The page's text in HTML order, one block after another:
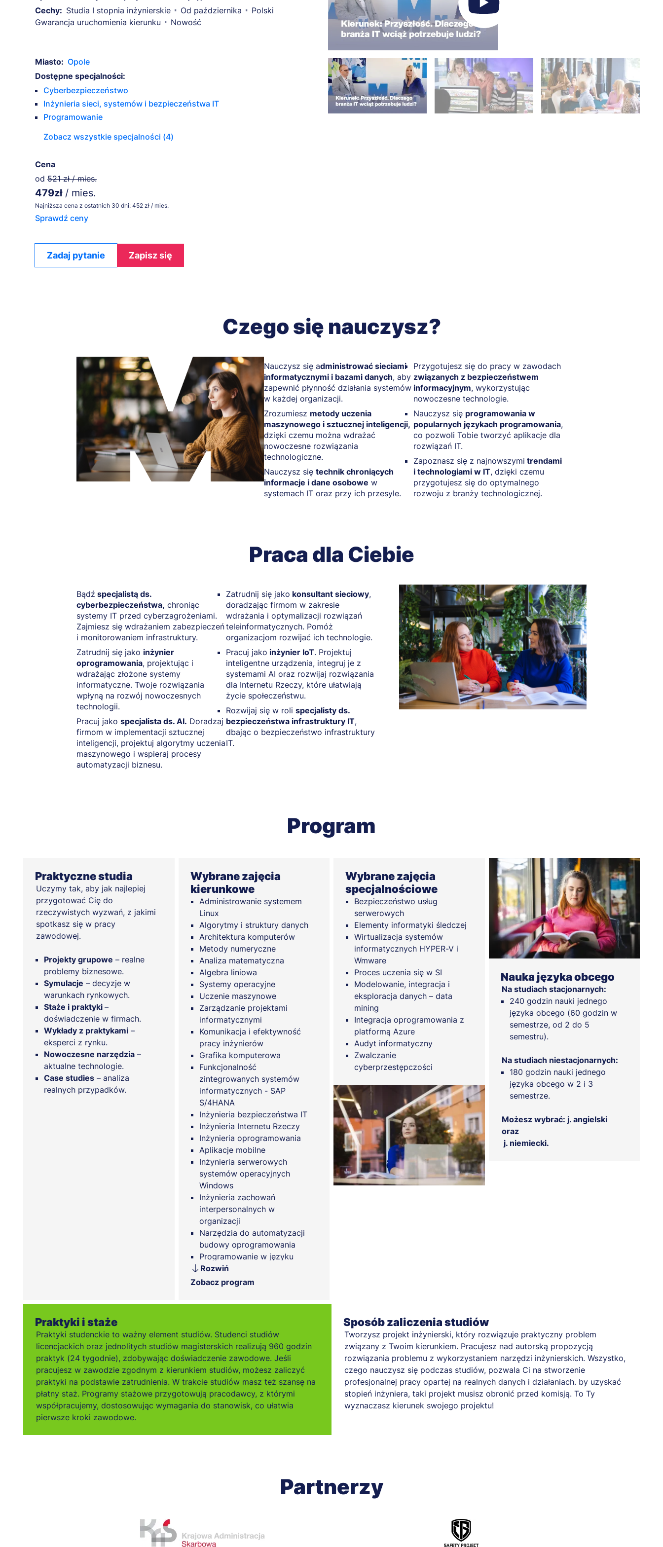
Cechy: Studia I stopnia inżynierskie Od października
Polski
Gwarancja uruchomienia kierunku
Nowość
Miasto: Opole
Dostępne specjalności:
Cyberbezpieczeństwo
Inżynieria sieci, systemów i bezpieczeństwa IT
Programowanie
Zobacz wszystkie specjalności (4)
Cena
od 521 zł / mies.
479zł / mies.
Najniższa cena z ostatnich 30 dni: 452 zł / mies.
Sprawdź ceny
Zadaj pytanie Zapisz się
Czego się nauczysz?
Nauczysz się administrować sieciami
informatycznymi i bazami danych, aby
zapewnić płynność działania systemów
w każdej organizacji.
Zrozumiesz metody uczenia
maszynowego i sztucznej inteligencji,
dzięki czemu można wdrażać
nowoczesne rozwiązania
technologiczne.
Nauczysz się technik chroniących
informacje i dane osobowe w
systemach IT oraz przy ich przesyle.
Przygotujesz się do pracy w zawodach
związanych z bezpieczeństwem
informacyjnym, wykorzystując
nowoczesne technologie.
Nauczysz się programowania w
popularnych językach programowania,
co pozwoli Tobie tworzyć aplikacje dla
rozwiązań IT.
Zapoznasz się z najnowszymi trendami
i technologiami w IT, dzięki czemu
przygotujesz się do optymalnego
rozwoju z branży technologicznej.
Praca dla Ciebie
Bądź specjalistą ds.
cyberbezpieczeństwa, chroniąc
systemy IT przed cyberzagrożeniami.
Zajmiesz się wdrażaniem zabezpieczeń
i monitorowaniem infrastruktury.
Zatrudnij się jako inżynier
oprogramowania, projektując i
wdrażając złożone systemy
informatyczne. Twoje rozwiązania
wpłyną na rozwój nowoczesnych
technologii.
Pracuj jako specjalista ds. AI. Doradzaj
firmom w implementacji sztucznej
inteligencji, projektuj algorytmy uczenia
maszynowego i wspieraj procesy
automatyzacji biznesu.
Zatrudnij się jako konsultant sieciowy,
doradzając firmom w zakresie
wdrażania i optymalizacji rozwiązań
teleinformatycznych. Pomóż
organizacjom rozwijać ich technologie.
Pracuj jako inżynier IoT. Projektuj
inteligentne urządzenia, integruj je z
systemami AI oraz rozwijaj rozwiązania
dla Internetu Rzeczy, które ułatwiają
życie społeczeństwu.
Rozwijaj się w roli specjalisty ds.
bezpieczeństwa infrastruktury IT,
dbając o bezpieczeństwo infrastruktury
IT.
Program
Praktyczne studia
Uczymy tak, aby jak najlepiej
przygotować Cię do
rzeczywistych wyzwań, z jakimi
spotkasz się w pracy
zawodowej.
Projekty grupowe – realne
problemy biznesowe.
Symulacje – decyzje w
warunkach rynkowych.
Staże i praktyki –
doświadczenie w firmach.
Wykłady z praktykami –
eksperci z rynku.
Nowoczesne narzędzia –
aktualne technologie.
Case studies – analiza
realnych przypadków.
Wybrane zajęcia
kierunkowe
Administrowanie systemem
Linux
Algorytmy i struktury danych
Architektura komputerów
Metody numeryczne
Analiza matematyczna
Algebra liniowa
Systemy operacyjne
Uczenie maszynowe
Zarządzanie projektami
informatycznymi
Komunikacja i efektywność
pracy inżynierów
Grafika komputerowa
Funkcjonalność
zintegrowanych systemów
informatycznych - SAP
S/4HANA
Inżynieria bezpieczeństwa IT
Inżynieria Internetu Rzeczy
Inżynieria oprogramowania
Aplikacje mobilne
Inżynieria serwerowych
systemów operacyjnych
Windows
Inżynieria zachowań
interpersonalnych w
organizacji
Narzędzia do automatyzacji
budowy oprogramowania
Programowanie w języku
Python
Projektowanie i tworzenie
Systemy baz danych
Współczesne systemy
telekomunikacyjne
Wykorzystanie sztucznej
inteligencji w IT
Rozwiń
Zobacz program
Wybrane zajęcia
specjalnościowe
Bezpieczeństwo usług
serwerowych
Elementy informatyki śledczej
Wirtualizacja systemów
informatycznych HYPER-V i
Wmware
Proces uczenia się w SI
Modelowanie, integracja i
eksploracja danych – data
mining
Integracja oprogramowania z
platformą Azure
Audyt informatyczny
Zwalczanie
cyberprzestępczości
Nauka języka obcego
Na studiach stacjonarnych:
240 godzin nauki jednego
języka obcego (60 godzin w
semestrze, od 2 do 5
semestru).
Na studiach niestacjonarnych:
180 godzin nauki jednego
języka obcego w 2 i 3
semestrze.
Możesz wybrać: j. angielski
oraz
j. niemiecki.
Praktyki i staże
Praktyki studenckie to ważny element studiów. Studenci studiów
licencjackich oraz jednolitych studiów magisterskich realizują 960 godzin
praktyk (24 tygodnie), zdobywając doświadczenie zawodowe. Jeśli
pracujesz w zawodzie zgodnym z kierunkiem studiów, możesz zaliczyć
praktyki na podstawie zatrudnienia. W trakcie studiów masz też szansę na
płatny staż. Programy stażowe przygotowują pracodawcy, z którymi
współpracujemy, dostosowując wymagania do stanowisk, co ułatwia
pierwsze kroki zawodowe.
Sposób zaliczenia studiów
Tworzysz projekt inżynierski, który rozwiązuje praktyczny problem
związany z Twoim kierunkiem. Pracujesz nad autorską propozycją
rozwiązania problemu z wykorzystaniem narzędzi inżynierskich. Wszystko,
czego nauczysz się podczas studiów, pozwala Ci na stworzenie
profesjonalnej pracy opartej na realnych danych i działaniach. by uzyskać
stopień inżyniera, taki projekt musisz obronić przed komisją. To Ty
wyznaczasz kierunek swojego projektu!
Partnerzy